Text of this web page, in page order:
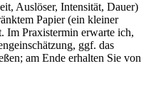
Auslöser, Intensität, Dauer)
Papier ‌(ein ⁢kleiner
Im‍ Praxistermin erwarte ich,
ggf. das
‍am Ende​ erhalten Sie von